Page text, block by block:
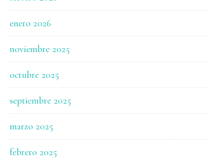
enero 2026
noviembre 2025
octubre 2025
septiembre 2025
marzo 2025
febrero 2025